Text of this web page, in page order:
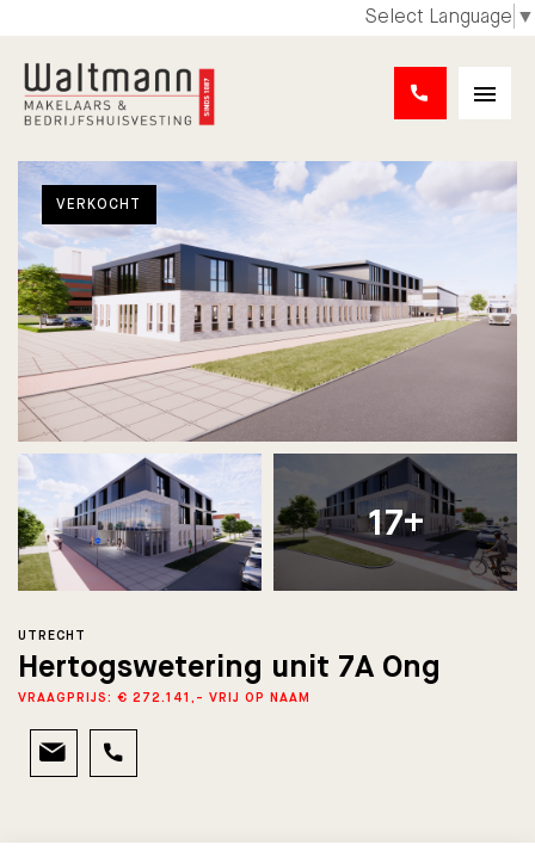
Select Language ▼
VERKOCHT
17+
Hertogswetering unit 7A Ong
UTRECHT
VRAAGPRIJS: € 272.141,- VRIJ OP NAAM